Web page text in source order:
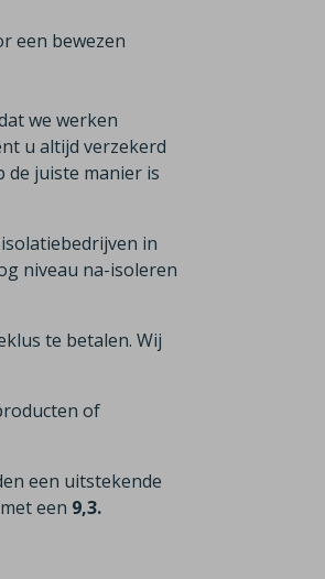
een bewezen
we werken
u altijd verzekerd
juiste manier is
in
niveau na-isoleren
te betalen. Wij
of
een uitstekende
een 9,3.